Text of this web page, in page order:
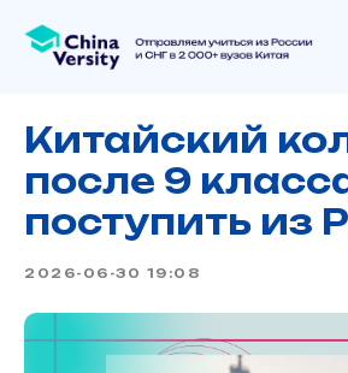
Китайский
после 9
поступить из
2026-06-30 19:08